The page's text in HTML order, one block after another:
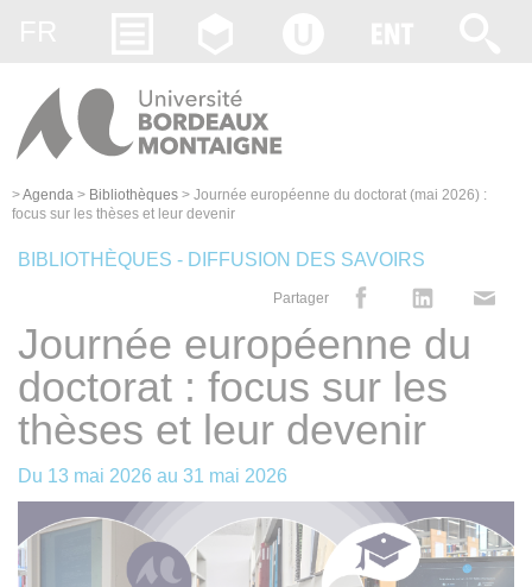
>Agenda > Bibliothèques > Journée européenne du doctorat (mai 2026) :
focus sur les thèses et leur devenir
BIBLIOTHÈQUES - DIFFUSION DES SAVOIRS
Partager
Journée européenne du
doctorat : focus sur les
thèses et leur devenir
Du 13 mai 2026 au 31 mai 2026